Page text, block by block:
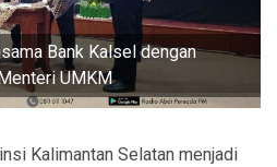
Bank Kalsel dengan
UMKM
Kalimantan Selatan menjadi